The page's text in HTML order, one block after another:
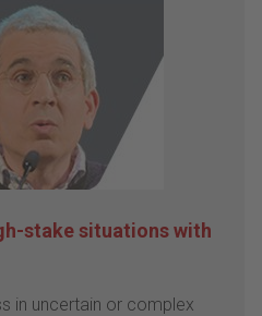
stake situations with
in uncertain or complex